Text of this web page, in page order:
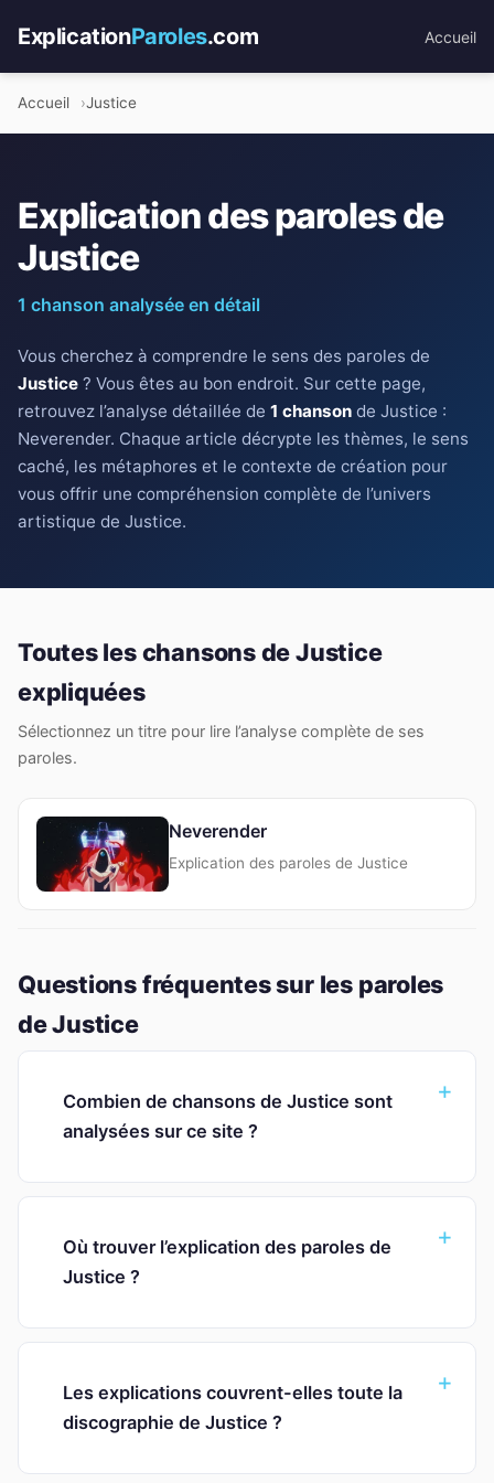
ExplicationParoles.com Accueil
Accueil Justice
Explication des paroles de
Justice
1 chanson analysée en détail
Vous cherchez à comprendre le sens des paroles de
Justice ? Vous êtes au bon endroit. Sur cette page,
retrouvez l’analyse détaillée de 1 chanson de Justice :
Neverender. Chaque article décrypte les thèmes, le sens
caché, les métaphores et le contexte de création pour
vous offrir une compréhension complète de l’univers
artistique de Justice.
Toutes les chansons de Justice
expliquées
Sélectionnez un titre pour lire l’analyse complète de ses
paroles.
Neverender
Explication des paroles de Justice
Questions fréquentes sur les paroles
de Justice
Combien de chansons de Justice sont
analysées sur ce site ?
Où trouver l’explication des paroles de
Justice ?
Les explications couvrent-elles toute la
discographie de Justice ?